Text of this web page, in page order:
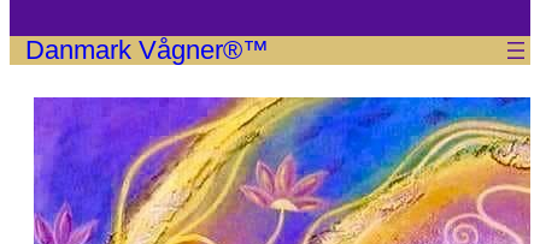
Danmark Vågner®™